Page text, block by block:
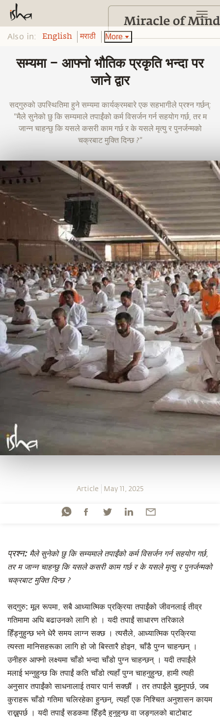
Also in: English मराठी More
सम्यमा – आफ्नो भौतिक प्रकृति भन्दा पर
जाने द्वार
सद्‌गुरुको उपस्थितिमा हुने सम्यमा कार्यक्रमबारे एक सहभागीले प्रश्न गर्छन्:
"मैले सुनेको छु कि सम्यमाले तपाईंको कर्म विसर्जन गर्न सहयोग गर्छ, तर म
जान्न चाहन्छु कि यसले कसरी काम गर्छ र के यसले मृत्यु र पुनर्जन्मको
चक्रबाट मुक्ति दिन्छ ?"
Article May 11, 2025
प्रश्न:मैले सुनेको छु कि सम्यमाले तपाईंको कर्म विसर्जन गर्न सहयोग गर्छ,
तर म जान्न चाहन्छु कि यसले कसरी काम गर्छ र के यसले मृत्यु र पुनर्जन्मको
चक्रबाट मुक्ति दिन्छ ?
सद्‌गुरु: मूल रूपमा, सबै आध्यात्मिक प्रक्रिया तपाईंको जीवनलाई तीव्र
गतिमामा अघि बढाउनको लागि हो । यदी तपाईं साधारण तरिकाले
हिँड्नुहुन्छ भने धेरै समय लाग्न सक्छ । त्यसैले, आध्यात्मिक प्रक्रिया
त्यस्ता मानिसहरूका लागि हो जो बिस्तारै होइन, चाँडै पुग्न चाहन्छन् ।
उनीहरु आफ्नो लक्ष्यमा चाँडो भन्दा चाँडो पुग्न चाहन्छन् । यदी तपाईंले
मलाई भन्नुहुन्छ कि तपाईं कति चाँडो त्यहाँ पुग्न चाहनुहुन्छ, हामी त्यही
अनुसार तपाईंको साधनालाई तयार पार्न सक्छौं । तर तपाईंले बुझ्नुपर्छ, जब
कुराहरू चाँडो गतिमा चलिरहेका हुन्छन्, त्यहाँ एक निश्चित अनुशासन कायम
राख्नुपर्छ । यदी तपाईं सडकमा हिँड्दै हुनुहुन्छ वा जङ्गलको बाटोबाट